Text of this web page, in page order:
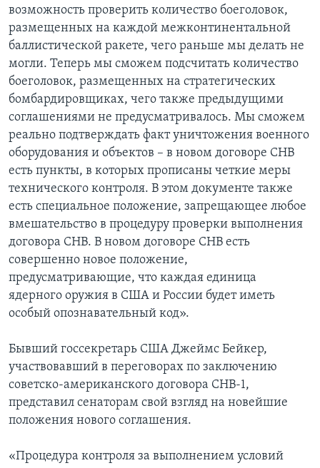
возможность проверить количество боеголовок,
размещенных на каждой межконтинентальной
баллистической ракете, чего раньше мы делать не
могли. Теперь мы сможем подсчитать количество
боеголовок, размещенных на стратегических
бомбардировщиках, чего также предыдущими
соглашениями не предусматривалось. Мы сможем
реально подтверждать факт уничтожения военного
оборудования и объектов – в новом договоре СНВ
есть пункты, в которых прописаны четкие меры
технического контроля. В этом документе также
есть специальное положение, запрещающее любое
вмешательство в процедуру проверки выполнения
договора СНВ. В новом договоре СНВ есть
совершенно новое положение,
предусматривающие, что каждая единица
ядерного оружия в США и России будет иметь
особый опознавательный код».
Бывший госсекретарь США Джеймс Бейкер,
участвовавший в переговорах по заключению
советско-американского договора СНВ-1,
представил сенаторам свой взгляд на новейшие
положения нового соглашения.
«Процедура контроля за выполнением условий